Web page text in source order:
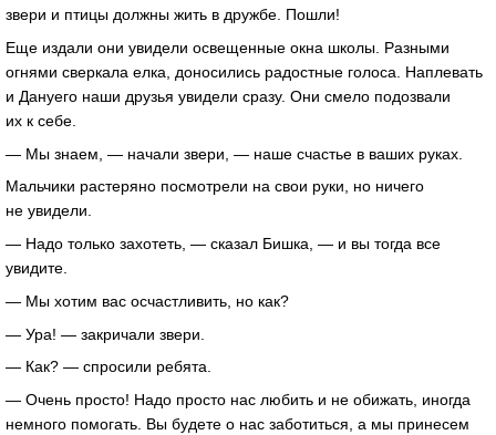
звери и птицы должны жить в дружбе. Пошли!
Еще издали они увидели освещенные окна школы. Разными
огнями сверкала елка, доносились радостные голоса. Наплевать
и Дануего наши друзья увидели сразу. Они смело подозвали
их к себе.
— Мы знаем, — начали звери, — наше счастье в ваших руках.
Мальчики растеряно посмотрели на свои руки, но ничего
не увидели.
— Надо только захотеть, — сказал Бишка, — и вы тогда все
увидите.
— Мы хотим вас осчастливить, но как?
— Ура! — закричали звери.
— Как? — спросили ребята.
— Очень просто! Надо просто нас любить и не обижать, иногда
немного помогать. Вы будете о нас заботиться, а мы принесем